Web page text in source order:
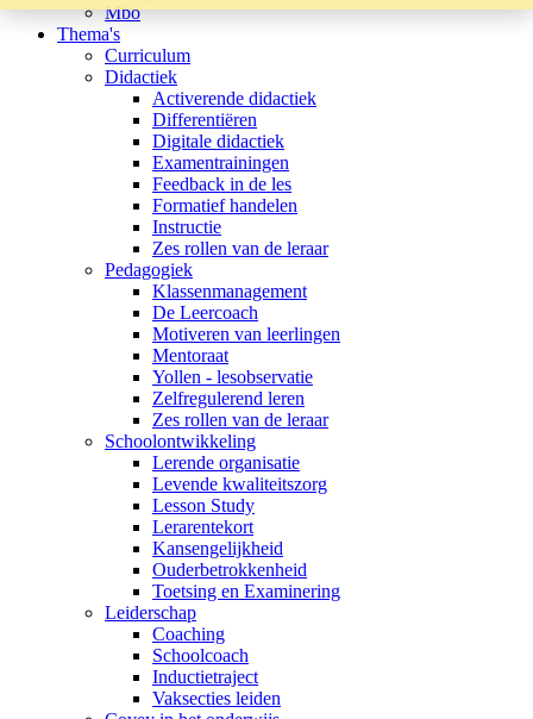
Mbo
Thema's
Curriculum
Didactiek
Activerende didactiek
Differentiëren
Digitale didactiek
Examentrainingen
Feedback in de les
Formatief handelen
Instructie
Zes rollen van de leraar
Pedagogiek
Klassenmanagement
De Leercoach
Motiveren van leerlingen
Mentoraat
Yollen - lesobservatie
Zelfregulerend leren
Zes rollen van de leraar
Schoolontwikkeling
Lerende organisatie
Levende kwaliteitszorg
Lesson Study
Lerarentekort
Kansengelijkheid
Ouderbetrokkenheid
Toetsing en Examinering
Leiderschap
Coaching
Schoolcoach
Inductietraject
Vaksecties leiden